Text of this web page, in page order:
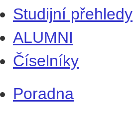
Studijní přehledy
ALUMNI
Číselníky
Poradna